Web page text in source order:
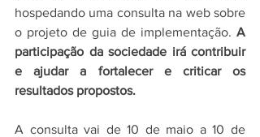
hospedando uma consulta na web sobre
o projeto de guia de implementação. A
participação da sociedade irá contribuir
e ajudar a fortalecer e criticar os
resultados propostos.
A consulta vai de 10 de maio a 10 de